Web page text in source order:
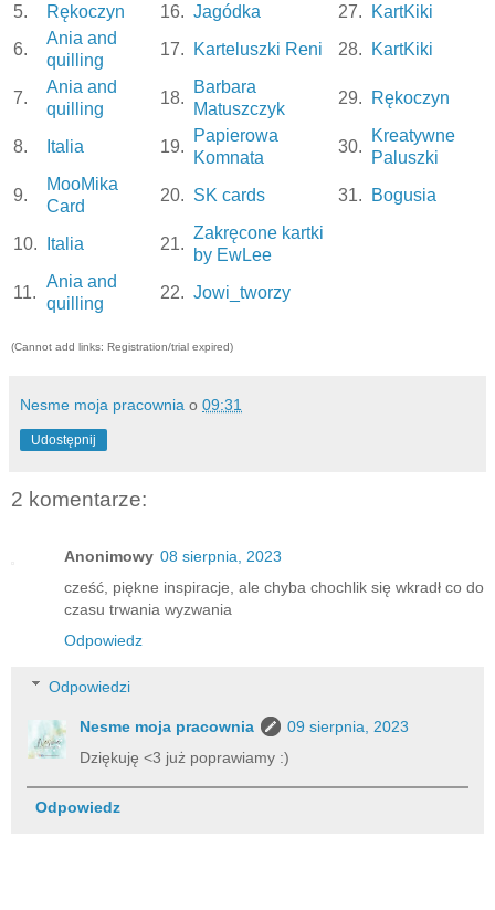
5.
Rękoczyn 16. Jagódka 27.
KartKiki
6.
Ania and
quilling
17. Karteluszki Reni 28. KartKiki
7.
Ania and
quilling
18.
Barbara
Matuszczyk
29. Rękoczyn
8. Italia 19.
Papierowa
Komnata
30.
Kreatywne
Paluszki
9.
MooMika
Card
20. SK cards 31. Bogusia
10. Italia 21.
Zakręcone kartki
by EwLee
11.
Ania and
quilling
22. Jowi_tworzy
(Cannot add links: Registration/trial expired)
Nesme moja pracownia o 09:31
Udostępnij
2 komentarze:
Anonimowy 08 sierpnia, 2023
cześć, piękne inspiracje, ale chyba chochlik się wkradł co do
czasu trwania wyzwania
Odpowiedz
Odpowiedzi
Nesme moja pracownia
09 sierpnia, 2023
Dziękuję <3 już poprawiamy :)
Odpowiedz